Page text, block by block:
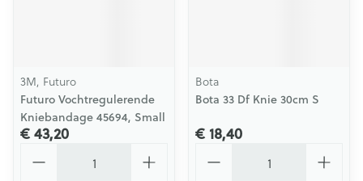
3M, Futuro
Futuro Vochtregulerende
Kniebandage 45694, Small
€ 43,20
Bota
Bota 33 Df Knie 30cm S
€ 18,40